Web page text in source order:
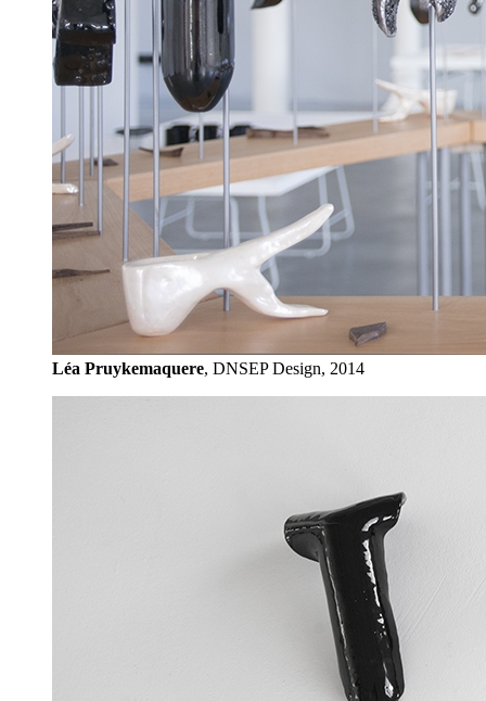
Léa Pruykemaquere, DNSEP Design, 2014